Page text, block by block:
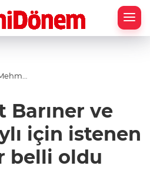
Altaylı
Barıner ve
için istenen
belli oldu